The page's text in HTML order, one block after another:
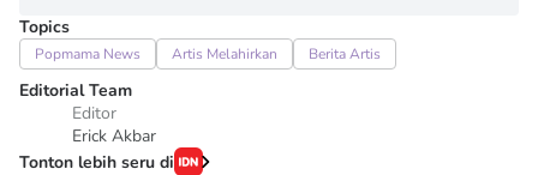
Topics
Popmama News Artis Melahirkan Berita Artis
Editorial Team
Editor
Erick Akbar
Tonton lebih seru di